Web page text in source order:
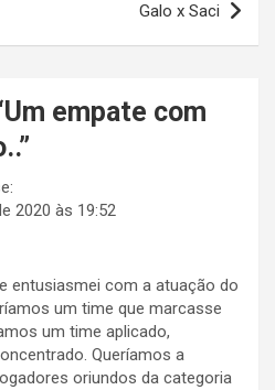
Galo x Saci
Um empate com
”
2020 às 19:52
entusiasmei com a atuação do
um time que marcasse
um time aplicado,
Queríamos a
oriundos da categoria